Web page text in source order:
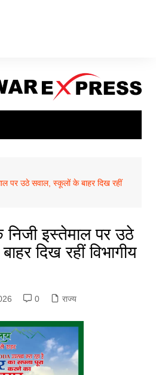
पर उठे सवाल, स्कूलों के बाहर दिख रहीं
निजी इस्तेमाल पर उठे
दिख रहीं विभागीय
0 राज्य